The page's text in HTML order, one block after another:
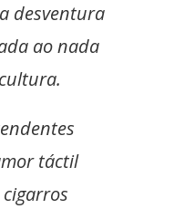
desventura
ao nada
táctil